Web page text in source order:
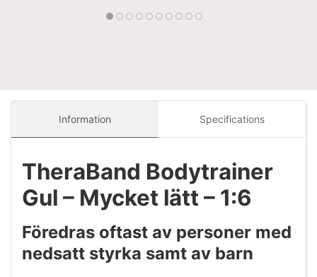
Information Specifications
TheraBand Bodytrainer
Gul – Mycket lätt – 1:6
Föredras oftast av personer med
nedsatt styrka samt av barn